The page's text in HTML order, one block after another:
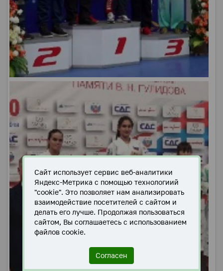
Сайт использует сервис веб-аналитики
Яндекс-Метрика с помощью технологиий
"cookie". Это позволяет нам анализировать
взаимодействие посетителей с сайтом и
делать его лучше. Продолжая пользоваться
сайтом, Вы соглашаетесь с использованием
файлов cookie.
Согласен